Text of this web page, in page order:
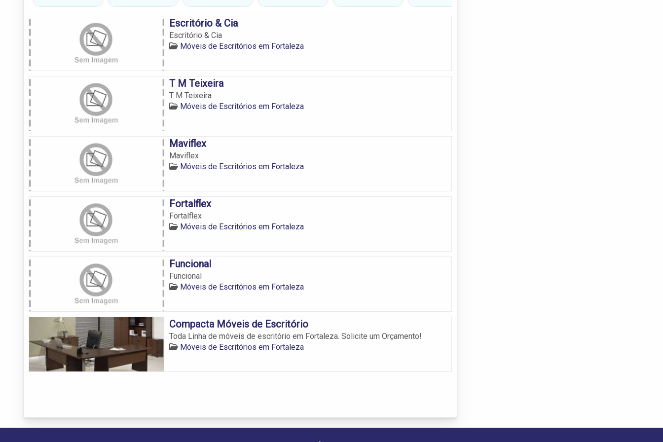
Escritório & Cia
Escritório & Cia
Móveis de Escritórios em Fortaleza
T M Teixeira
T M Teixeira
Móveis de Escritórios em Fortaleza
Maviflex
Maviflex
Móveis de Escritórios em Fortaleza
Fortalflex
Fortalflex
Móveis de Escritórios em Fortaleza
Funcional
Funcional
Móveis de Escritórios em Fortaleza
Compacta Móveis de Escritório
Toda Linha de móveis de escritório em Fortaleza. Solicite um Orçamento!
Móveis de Escritórios em Fortaleza